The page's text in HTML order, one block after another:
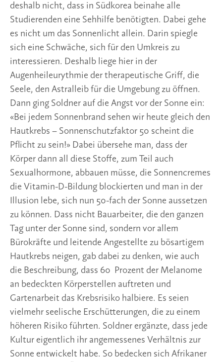
deshalb nicht, dass in Südkorea beinahe alle
Studierenden eine Sehhilfe benötigten. Dabei gehe
es nicht um das Sonnenlicht allein. Darin spiegle
sich eine Schwäche, sich für den Umkreis zu
interessieren. Deshalb liege hier in der
Augenheileurythmie der therapeutische Griff, die
Seele, den Astralleib für die Umgebung zu öffnen.
Dann ging Soldner auf die Angst vor der Sonne ein:
«Bei jedem Sonnenbrand sehen wir heute gleich den
Hautkrebs – Sonnenschutzfaktor 50 scheint die
Pflicht zu sein!» Dabei übersehe man, dass der
Körper dann all diese Stoffe, zum Teil auch
Sexualhormone, abbauen müsse, die Sonnencremes
die Vitamin-D-Bildung blockierten und man in der
Illusion lebe, sich nun 50-fach der Sonne aussetzen
zu können. Dass nicht Bauarbeiter, die den ganzen
Tag unter der Sonne sind, sondern vor allem
Bürokräfte und leitende Angestellte zu bösartigem
Hautkrebs neigen, gab dabei zu denken, wie auch
die Beschreibung, dass 60  Prozent der Melanome
an bedeckten Körperstellen auftreten und
Gartenarbeit das Krebsrisiko halbiere. Es seien
vielmehr seelische Erschütterungen, die zu einem
höheren Risiko führten. Soldner ergänzte, dass jede
Kultur eigentlich ihr angemessenes Verhältnis zur
Sonne entwickelt habe. So bedecken sich Afrikaner